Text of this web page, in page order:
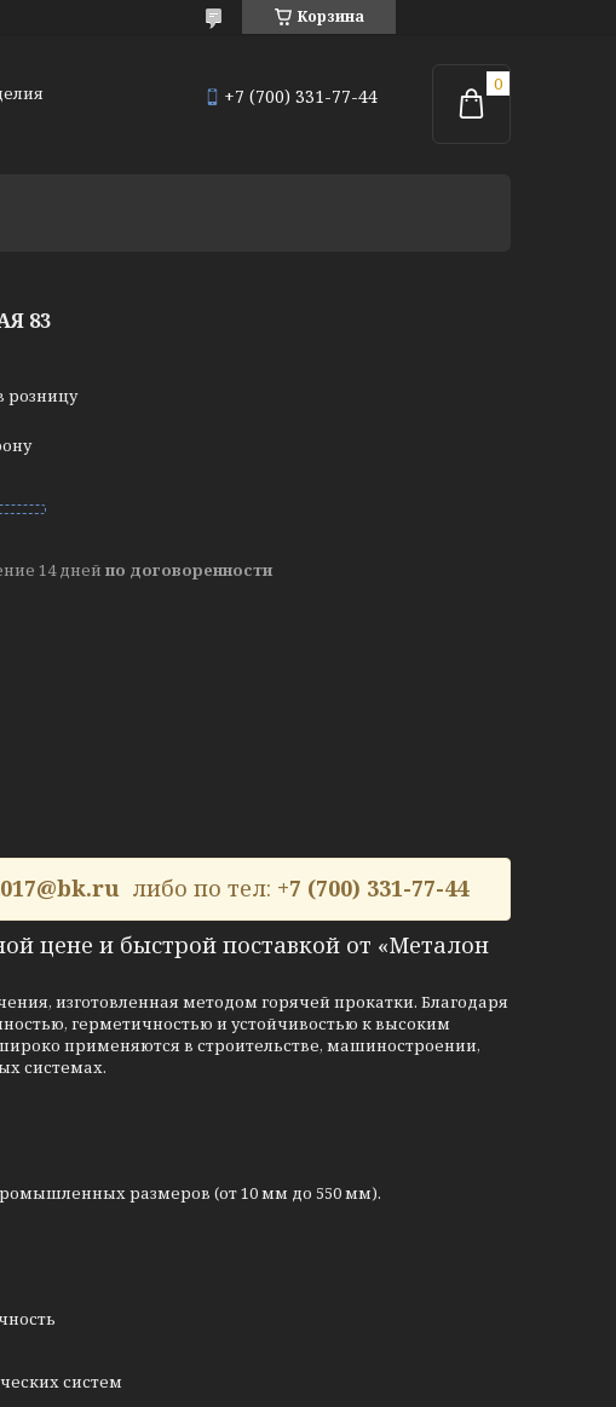
Корзина
+7 (700) 331-77-44
83
розницу
14 дней по договоренности
либо по тел: +7 (700) 331-77-44
цене и быстрой поставкой от «Металон
изготовленная методом горячей прокатки. Благодаря
герметичностью и устойчивостью к высоким
применяются в строительстве, машиностроении,
системах.
размеров (от 10 мм до 550 мм).
систем